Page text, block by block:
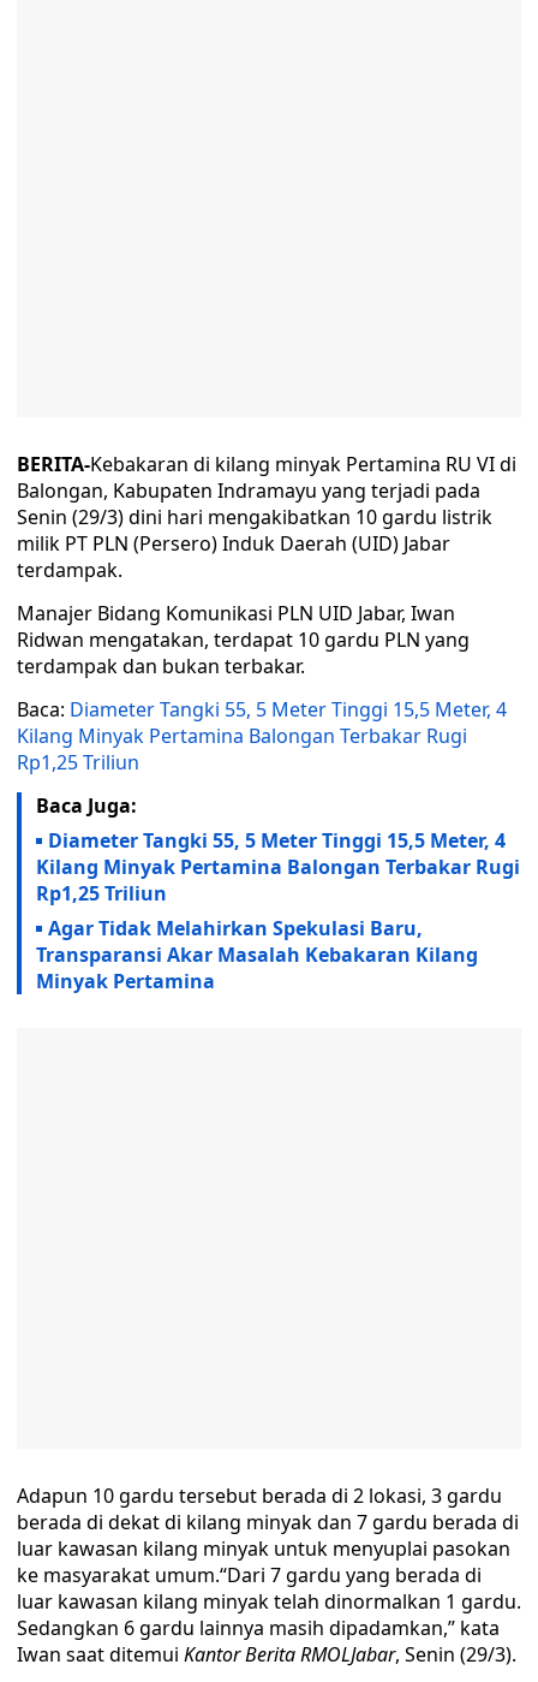
BERITA-Kebakaran di kilang minyak Pertamina RU VI di
Balongan, Kabupaten Indramayu yang terjadi pada
Senin (29/3) dini hari mengakibatkan 10 gardu listrik
milik PT PLN (Persero) Induk Daerah (UID) Jabar
terdampak.
Manajer Bidang Komunikasi PLN UID Jabar, Iwan
Ridwan mengatakan, terdapat 10 gardu PLN yang
terdampak dan bukan terbakar.
Baca: Diameter Tangki 55, 5 Meter Tinggi 15,5 Meter, 4
Kilang Minyak Pertamina Balongan Terbakar Rugi
Rp1,25 Triliun
Baca Juga:
Diameter Tangki 55, 5 Meter Tinggi 15,5 Meter, 4
Kilang Minyak Pertamina Balongan Terbakar Rugi
Rp1,25 Triliun
Agar Tidak Melahirkan Spekulasi Baru,
Transparansi Akar Masalah Kebakaran Kilang
Minyak Pertamina
Adapun 10 gardu tersebut berada di 2 lokasi, 3 gardu
berada di dekat di kilang minyak dan 7 gardu berada di
luar kawasan kilang minyak untuk menyuplai pasokan
ke masyarakat umum.“Dari 7 gardu yang berada di
luar kawasan kilang minyak telah dinormalkan 1 gardu.
Sedangkan 6 gardu lainnya masih dipadamkan,” kata
Iwan saat ditemui Kantor Berita RMOLJabar, Senin (29/3).